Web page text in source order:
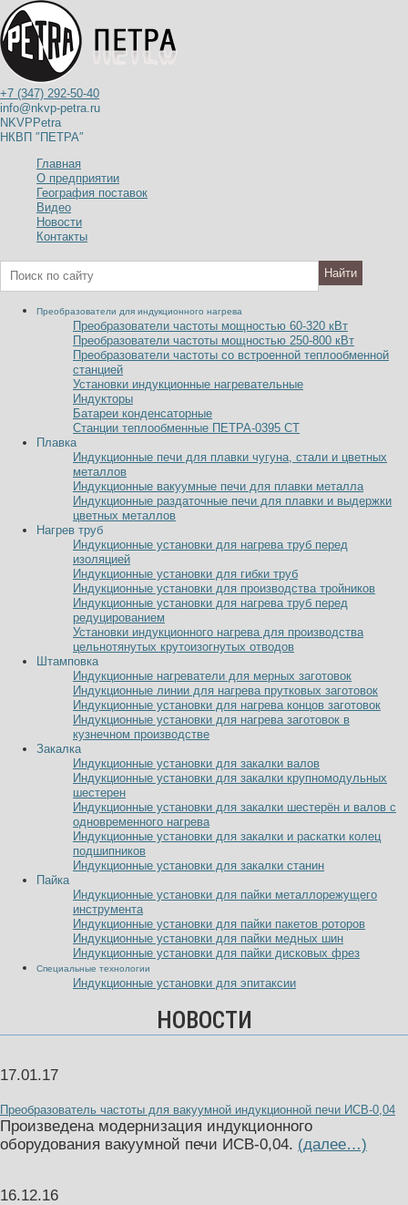
+7 (347) 292-50-40
info@nkvp-petra.ru
NKVPPetra
НКВП ″ПЕТРА″
Главная
О предприятии
География поставок
Видео
Новости
Контакты
Преобразователи для индукционного нагрева
Преобразователи частоты мощностью 60-320 кВт
Преобразователи частоты мощностью 250-800 кВт
Преобразователи частоты со встроенной теплообменной
станцией
Установки индукционные нагревательные
Индукторы
Батареи конденсаторные
Станции теплообменные ПЕТРА-0395 СТ
Плавка
Индукционные печи для плавки чугуна, стали и цветных
металлов
Индукционные вакуумные печи для плавки металла
Индукционные раздаточные печи для плавки и выдержки
цветных металлов
Нагрев труб
Индукционные установки для нагрева труб перед
изоляцией
Индукционные установки для гибки труб
Индукционные установки для производства тройников
Индукционные установки для нагрева труб перед
редуцированием
Установки индукционного нагрева для производства
цельнотянутых крутоизогнутых отводов
Штамповка
Индукционные нагреватели для мерных заготовок
Индукционные линии для нагрева прутковых заготовок
Индукционные установки для нагрева концов заготовок
Индукционные установки для нагрева заготовок в
кузнечном производстве
Закалка
Индукционные установки для закалки валов
Индукционные установки для закалки крупномодульных
шестерен
Индукционные установки для закалки шестерён и валов с
одновременного нагрева
Индукционные установки для закалки и раскатки колец
подшипников
Индукционные установки для закалки станин
Пайка
Индукционные установки для пайки металлорежущего
инструмента
Индукционные установки для пайки пакетов роторов
Индукционные установки для пайки медных шин
Индукционные установки для пайки дисковых фрез
Специальные технологии
Индукционные установки для эпитаксии
НОВОСТИ
17.01.17
Преобразователь частоты для вакуумной индукционной печи ИСВ-0,04
Произведена модернизация индукционного
оборудования вакуумной печи ИСВ-0,04. (далее…)
16.12.16